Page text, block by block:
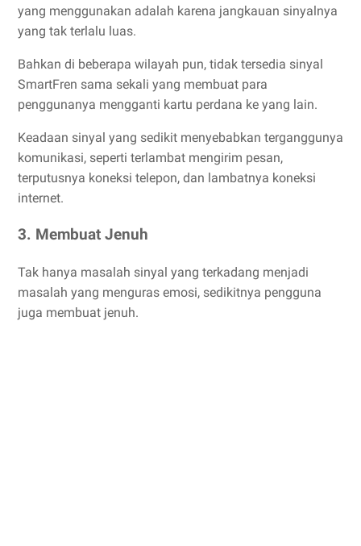
yang menggunakan adalah karena jangkauan sinyalnya
yang tak terlalu luas.
Bahkan di beberapa wilayah pun, tidak tersedia sinyal
SmartFren sama sekali yang membuat para
penggunanya mengganti kartu perdana ke yang lain.
Keadaan sinyal yang sedikit menyebabkan terganggunya
komunikasi, seperti terlambat mengirim pesan,
terputusnya koneksi telepon, dan lambatnya koneksi
internet.
3. Membuat Jenuh
Tak hanya masalah sinyal yang terkadang menjadi
masalah yang menguras emosi, sedikitnya pengguna
juga membuat jenuh.